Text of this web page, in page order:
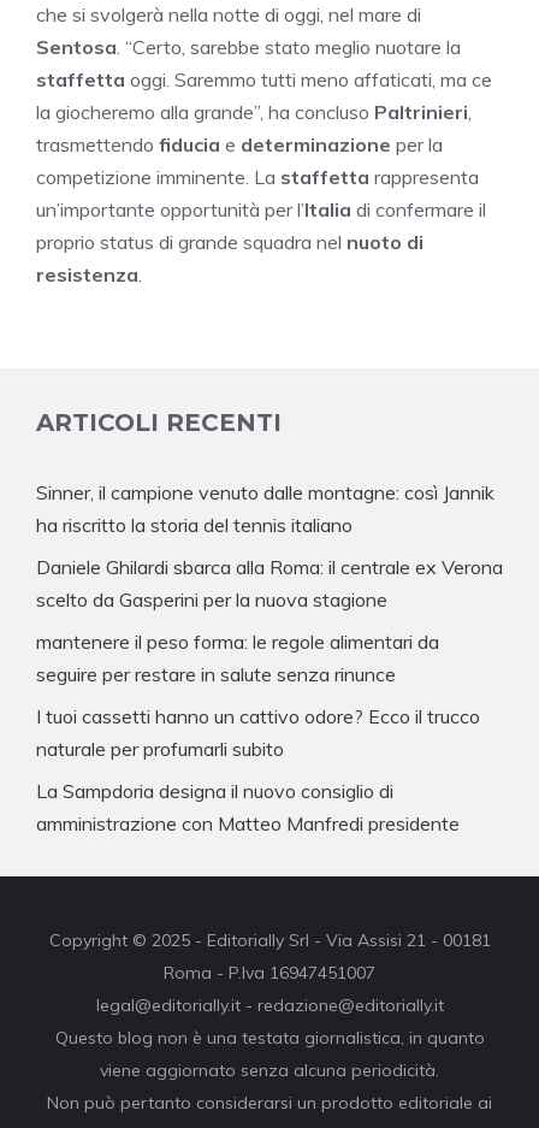
che si svolgerà nella notte di oggi, nel mare di
Sentosa . “Certo, sarebbe stato meglio nuotare la
staffetta oggi. Saremmo tutti meno affaticati, ma ce
la giocheremo alla grande”, ha concluso Paltrinieri
trasmettendo fiducia e determinazione per la
competizione imminente. La staffetta rappresenta
un’importante opportunità per l’Italia di confermare il
proprio status di grande squadra nel nuoto di
resistenza
ARTICOLI RECENTI
Sinner, il campione venuto dalle montagne: così Jannik
ha riscritto la storia del tennis italiano
Daniele Ghilardi sbarca alla Roma: il centrale ex Verona
scelto da Gasperini per la nuova stagione
mantenere il peso forma: le regole alimentari da
seguire per restare in salute senza rinunce
I tuoi cassetti hanno un cattivo odore? Ecco il trucco
naturale per profumarli subito
La Sampdoria designa il nuovo consiglio di
amministrazione con Matteo Manfredi presidente
Copyright © 2025 - Editorially Srl - Via Assisi 21 - 00181
Roma - P.Iva 16947451007
legal@editorially.it - redazione@editorially.it
Questo blog non è una testata giornalistica, in quanto
viene aggiornato senza alcuna periodicità.
Non può pertanto considerarsi un prodotto editoriale ai